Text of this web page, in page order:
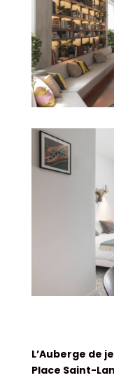
L’Auberge de
Place Saint-